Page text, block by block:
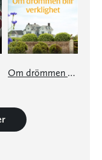
Om drömmen blir verklighet